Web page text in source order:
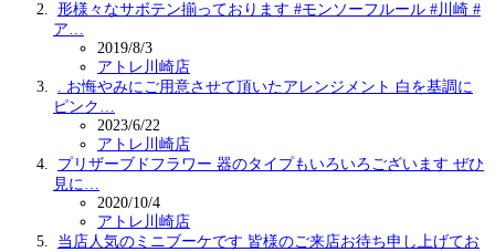
形様々なサボテン揃っております #モンソーフルール #川崎 #
ア…
2019/8/3
アトレ川崎店
. お悔やみにご用意させて頂いたアレンジメント 白を基調に
ピンク…
2023/6/22
アトレ川崎店
プリザーブドフラワー 器のタイプもいろいろございます️ ぜひ
見に…
2020/10/4
アトレ川崎店
当店人気のミニブーケです 皆様のご来店お待ち申し上げてお